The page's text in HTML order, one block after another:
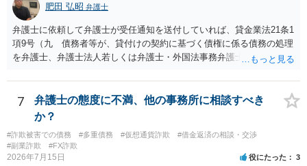
肥田 弘昭 弁護士
弁護士に依頼して弁護士が受任通知を送付していれば、貸金業法21条1
項9号（九 債務者等が、貸付けの契約に基づく債権に係る債務の処理
を弁護士、弁護士法人若しくは弁護士・外国法事務弁護士共同法人若
等」という。）に委託し、又はその処理のため必要な裁判所における
民事事件に関する手続をとり、弁護士等又は裁判所から書面によりそ
の旨の通知があつた場合において、正当な理由がないのに、債務者等
に対し、電話をかけ、電報を送達し、若しくはファクシミリ装置を用
いて送信し、又は訪問する方法により、当該債務を弁済することを要
求し、これに対し債務者等から直接要求しないよう求められたにもか
7
弁護士の態度に不満、他の事務所に相談すべき
か？
#詐欺被害での債務 #多重債務 #仮想通貨詐欺
#借金返済の相談・交渉
#副業詐欺
#FX詐欺
2026年7月15日 役にたった 3